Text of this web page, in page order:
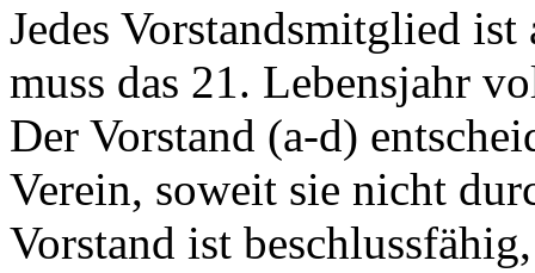
Jedes Vorstandsmitglied
muss das 21. Lebensjahr
Der Vorstand (a-d)
Verein, soweit sie nicht
Vorstand ist